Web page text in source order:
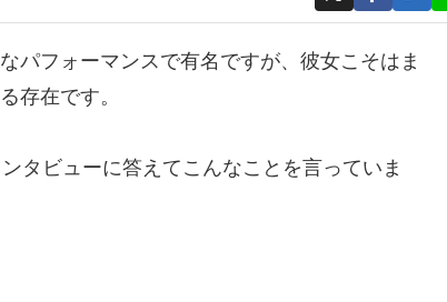
パフォーマンスで有名ですが、彼女こそはま
存在です。
タビューに答えてこんなことを言っていま